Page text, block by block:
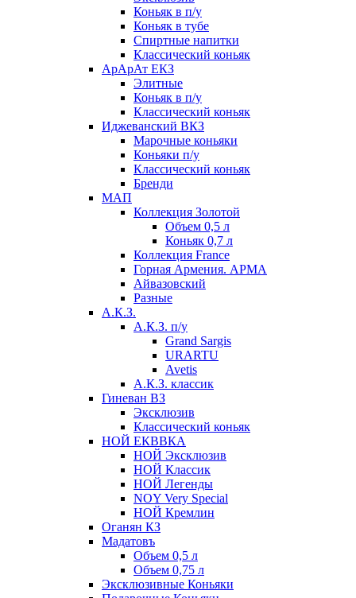
Коньяк в п/у
Коньяк в тубе
Спиртные напитки
Классический коньяк
АрАрАт ЕКЗ
Элитные
Коньяк в п/у
Классический коньяк
Иджеванский ВКЗ
Марочные коньяки
Коньяки п/у
Классический коньяк
Бренди
МАП
Коллекция Золотой
Объем 0,5 л
Коньяк 0,7 л
Коллекция France
Горная Армения. АРМА
Айвазовский
Разные
А.К.З.
А.К.З. п/у
Grand Sargis
URARTU
Avetis
А.К.З. классик
Гиневан ВЗ
Эксклюзив
Классический коньяк
НОЙ ЕКВВКА
НОЙ Эксклюзив
НОЙ Классик
НОЙ Легенды
NOY Very Speсial
НОЙ Кремлин
Оганян КЗ
Мадатовъ
Объем 0,5 л
Объем 0,75 л
Эксклюзивные Коньяки